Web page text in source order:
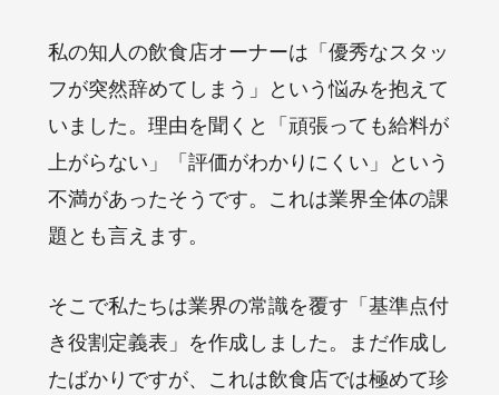
私の知人の飲食店オーナーは「優秀なスタッ
フが突然辞めてしまう」という悩みを抱えて
いました。理由を聞くと「頑張っても給料が
上がらない」「評価がわかりにくい」という
不満があったそうです。これは業界全体の課
題とも言えます。
そこで私たちは業界の常識を覆す「基準点付
き役割定義表」を作成しました。まだ作成し
たばかりですが、これは飲食店では極めて珍